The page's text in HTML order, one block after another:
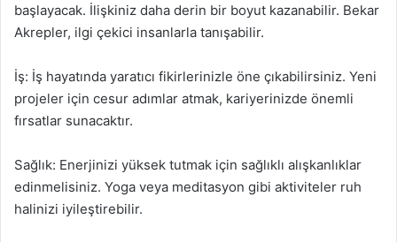
başlayacak. İlişkiniz daha derin bir boyut kazanabilir. Bekar
Akrepler, ilgi çekici insanlarla tanışabilir.
İş: İş hayatında yaratıcı fikirlerinizle öne çıkabilirsiniz. Yeni
projeler için cesur adımlar atmak, kariyerinizde önemli
fırsatlar sunacaktır.
Sağlık: Enerjinizi yüksek tutmak için sağlıklı alışkanlıklar
edinmelisiniz. Yoga veya meditasyon gibi aktiviteler ruh
halinizi iyileştirebilir.